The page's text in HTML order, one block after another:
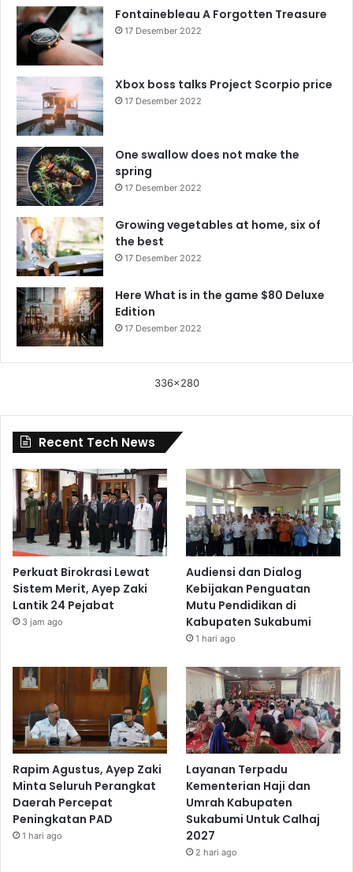
Fontainebleau A Forgotten Treasure
17 Desember 2022
Xbox boss talks Project Scorpio price
17 Desember 2022
One swallow does not make the
spring
17 Desember 2022
Growing vegetables at home, six of
the best
17 Desember 2022
Here What is in the game $80 Deluxe
Edition
17 Desember 2022
336x280
Recent Tech News
Perkuat Birokrasi Lewat
Sistem Merit, Ayep Zaki
Lantik 24 Pejabat
3 jam ago
Audiensi dan Dialog
Kebijakan Penguatan
Mutu Pendidikan di
Kabupaten Sukabumi
1 hari ago
Rapim Agustus, Ayep Zaki
Minta Seluruh Perangkat
Daerah Percepat
Peningkatan PAD
1 hari ago
Layanan Terpadu
Kementerian Haji dan
Umrah Kabupaten
Sukabumi Untuk Calhaj
2027
2 hari ago